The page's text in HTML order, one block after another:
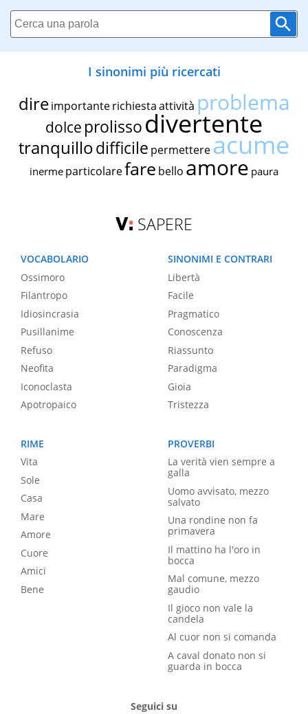
I sinonimi più ricercati
dire importante richiestaattività problema
dolce prolissodivertente
tranquillodifficile permettereacume
inerme particolarefare bello amore paura
SAPERE
VOCABOLARIO
Ossimoro
Filantropo
Idiosincrasia
Pusillanime
Refuso
Neofita
Iconoclasta
Apotropaico
SINONIMI E CONTRARI
Libertà
Facile
Pragmatico
Conoscenza
Riassunto
Paradigma
Gioia
Tristezza
RIME
Vita
Sole
Casa
Mare
Amore
Cuore
Amici
Bene
PROVERBI
La verità vien sempre a
galla
Uomo avvisato, mezzo
salvato
Una rondine non fa
primavera
Il mattino ha l'oro in
bocca
Mal comune, mezzo
gaudio
Il gioco non vale la
candela
Al cuor non si comanda
A caval donato non si
guarda in bocca
Seguici su